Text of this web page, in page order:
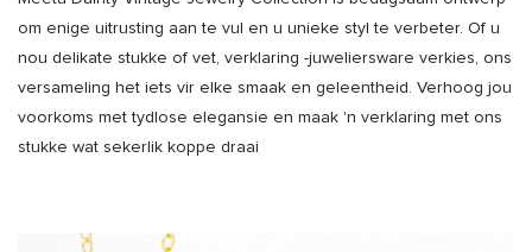
om enige uitrusting aan te vul en u unieke styl te verbeter. Of u
nou delikate stukke of vet, verklaring -juweliersware verkies, ons
versameling het iets vir elke smaak en geleentheid. Verhoog jou
voorkoms met tydlose elegansie en maak 'n verklaring met ons
stukke wat sekerlik koppe draai